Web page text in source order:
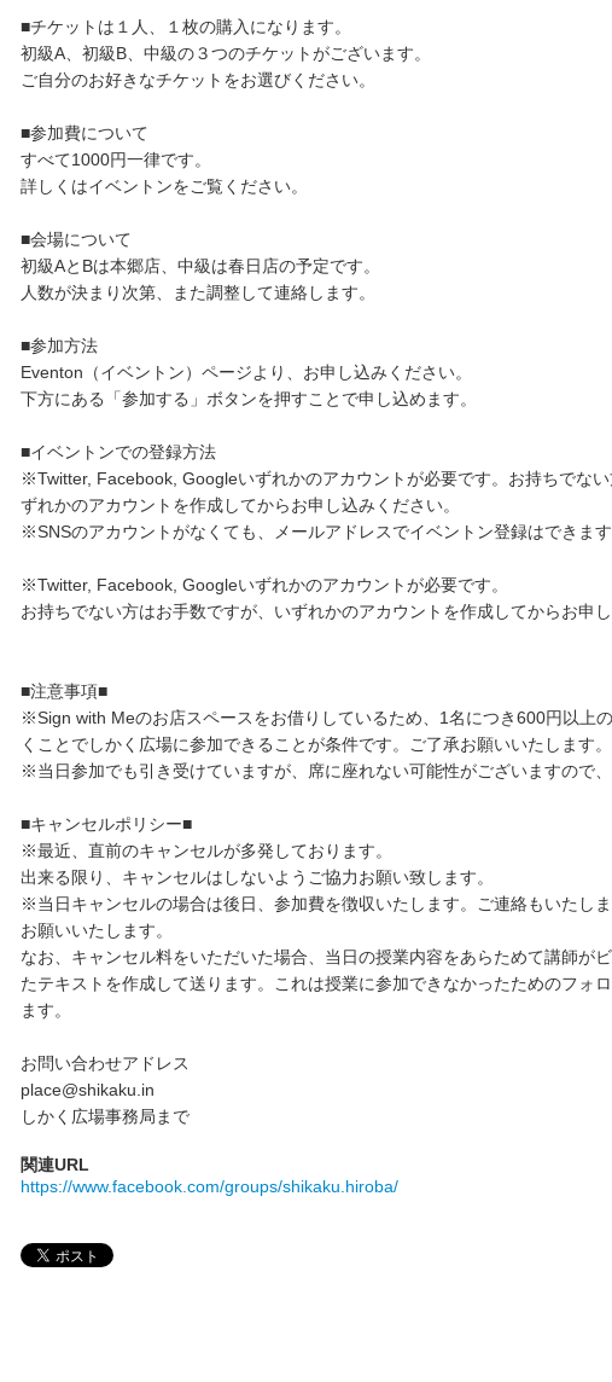
■チケットは１人、１枚の購入になります。
初級A、初級B、中級の３つのチケットがございます。
ご自分のお好きなチケットをお選びください。
■参加費について
すべて1000円一律です。
詳しくはイベントンをご覧ください。
■会場について
初級AとBは本郷店、中級は春日店の予定です。
人数が決まり次第、また調整して連絡します。
■参加方法
Eventon（イベントン）ページより、お申し込みください。
下方にある「参加する」ボタンを押すことで申し込めます。
■イベントンでの登録方法
※Twitter, Facebook, Googleいずれかのアカウントが必要です。お持ちでな
ずれかのアカウントを作成してからお申し込みください。
※SNSのアカウントがなくても、メールアドレスでイベントン登録はできます
※Twitter, Facebook, Googleいずれかのアカウントが必要です。
お持ちでない方はお手数ですが、いずれかのアカウントを作成してからお申し
■注意事項■
※Sign with Meのお店スペースをお借りしているため、1名につき600円以上
くことでしかく広場に参加できることが条件です。ご了承お願いいたします。
※当日参加でも引き受けていますが、席に座れない可能性がございますので、
■キャンセルポリシー■
※最近、直前のキャンセルが多発しております。
出来る限り、キャンセルはしないようご協力お願い致します。
※当日キャンセルの場合は後日、参加費を徴収いたします。ご連絡もいたし
お願いいたします。
なお、キャンセル料をいただいた場合、当日の授業内容をあらためて講師が
たテキストを作成して送ります。これは授業に参加できなかったためのフォ
ます。
お問い合わせアドレス
place@shikaku.in
しかく広場事務局まで
関連URL
https://www.facebook.com/groups/shikaku.hiroba/